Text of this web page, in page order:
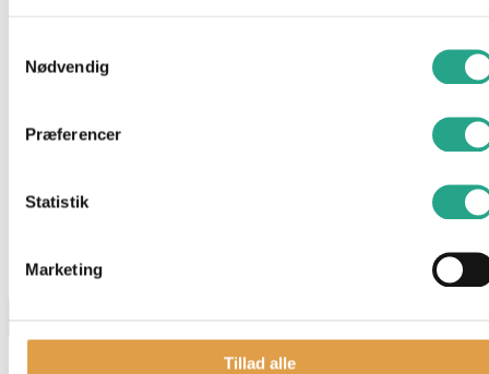
Nødvendig
Præferencer
Statistik
Marketing
Tillad alle
" indikerer påkrævede felter
varenavn